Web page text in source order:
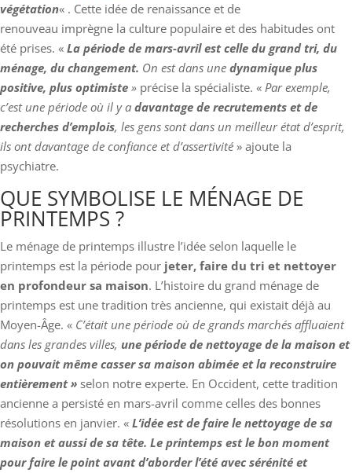
végétation« . Cette idée de renaissance et de
renouveau imprègne la culture populaire et des habitudes ont
été prises. « La période de mars-avril est celle du grand tri, du
ménage, du changement. On est dans une dynamique plus
positive, plus optimiste » précise la spécialiste. « Par exemple,
c’est une période où il y a davantage de recrutements et de
recherches d’emplois, les gens sont dans un meilleur état d’esprit,
ils ont davantage de confiance et d’assertivité » ajoute la
psychiatre.
QUE SYMBOLISE LE MÉNAGE DE
PRINTEMPS ?
Le ménage de printemps illustre l’idée selon laquelle le
printemps est la période pour jeter, faire du tri et nettoyer
en profondeur sa maison. L’histoire du grand ménage de
printemps est une tradition très ancienne, qui existait déjà au
Moyen-Âge. « C’était une période où de grands marchés affluaient
dans les grandes villes, une période de nettoyage de la maison et
on pouvait même casser sa maison abimée et la reconstruire
entièrement » selon notre experte. En Occident, cette tradition
ancienne a persisté en mars-avril comme celles des bonnes
résolutions en janvier. « L’idée est de faire le nettoyage de sa
maison et aussi de sa tête. Le printemps est le bon moment
pour faire le point avant d’aborder l’été avec sérénité et